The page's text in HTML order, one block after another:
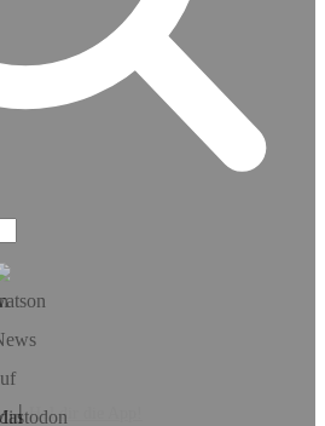
Hol dir die App!